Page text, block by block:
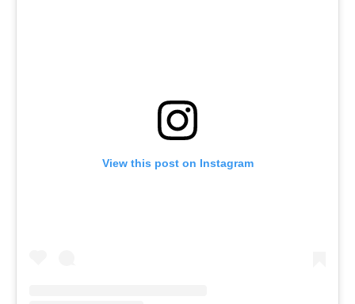
View this post on Instagram